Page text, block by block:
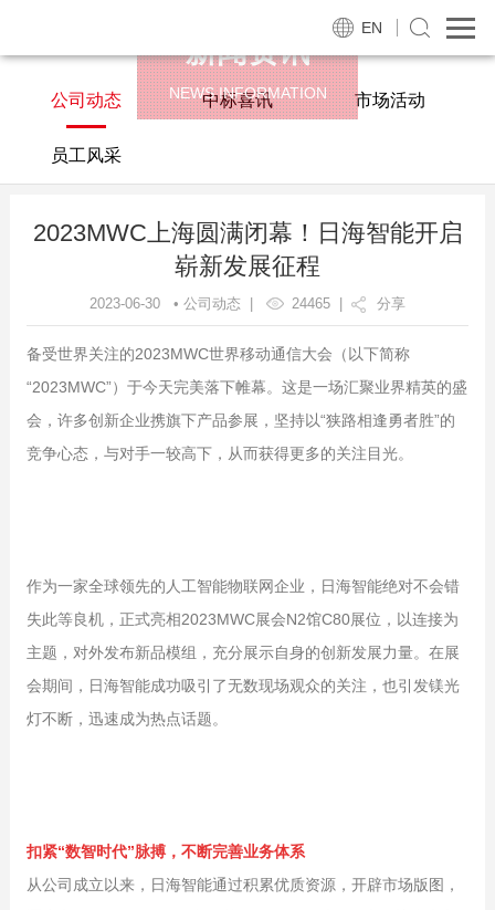
EN
新闻资讯
NEWS INFORMATION
公司动态 中标喜讯 市场活动
员工风采
2023MWC上海圆满闭幕！日海智能开启
崭新发展征程
2023-06-30 • 公司动态 | 24465 分享
备受世界关注的2023MWC世界移动通信大会（以下简称
“2023MWC”）于今天完美落下帷幕。这是一场汇聚业界精英的盛
会，许多创新企业携旗下产品参展，坚持以“狭路相逢勇者胜”的
竞争心态，与对手一较高下，从而获得更多的关注目光。
作为一家全球领先的人工智能物联网企业，日海智能绝对不会错
失此等良机，正式亮相2023MWC展会N2馆C80展位，以连接为
主题，对外发布新品模组，充分展示自身的创新发展力量。在展
会期间，日海智能成功吸引了无数现场观众的关注，也引发镁光
灯不断，迅速成为热点话题。
扣紧“数智时代”脉搏，不断完善业务体系
从公司成立以来，日海智能通过积累优质资源，开辟市场版图，